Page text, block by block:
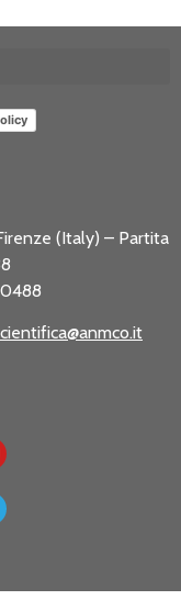
(Italy) – Partita